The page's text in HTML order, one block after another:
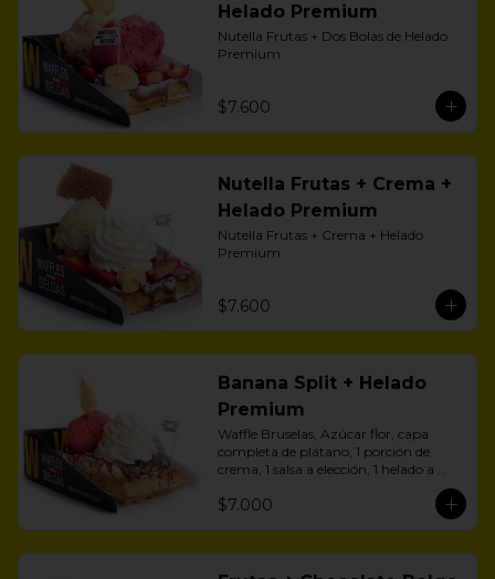
Helado Premium
Nutella Frutas + Dos Bolas de Helado
Premium
$7.600
Nutella Frutas + Crema +
Helado Premium
Nutella Frutas + Crema + Helado
Premium
$7.600
Banana Split + Helado
Premium
Waffle Bruselas, Azúcar flor, capa
completa de plátano, 1 porción de
crema, 1 salsa a elección, 1 helado a
$7.000